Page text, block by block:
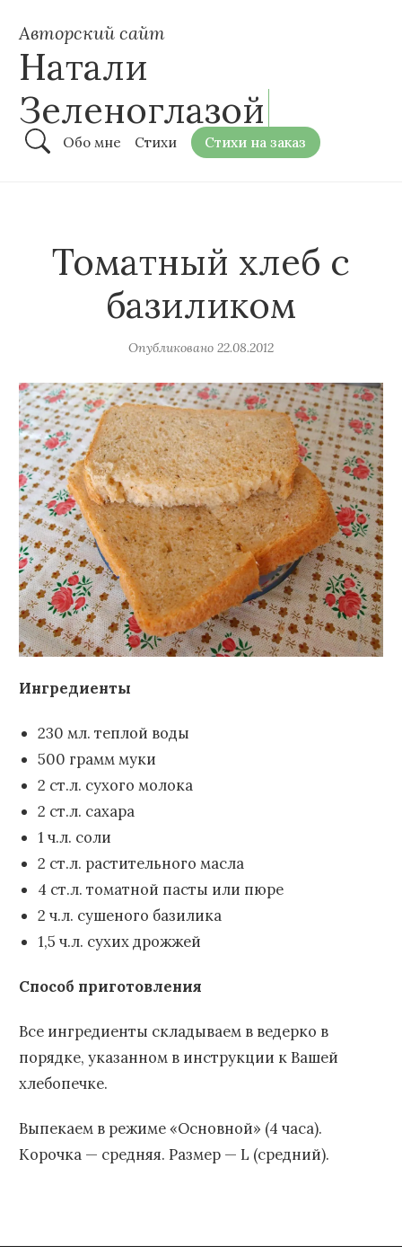
Авторский сайт
Натали
Зеленоглазой
Обо мне Стихи Стихи на заказ
Томатный хлеб с
базиликом
Опубликовано 22.08.2012
Ингредиенты
230 мл. теплой воды
500 грамм муки
2 ст.л. сухого молока
2 ст.л. сахара
1 ч.л. соли
2 ст.л. растительного масла
4 ст.л. томатной пасты или пюре
2 ч.л. сушеного базилика
1,5 ч.л. сухих дрожжей
Способ приготовления
Все ингредиенты складываем в ведерко в
порядке, указанном в инструкции к Вашей
хлебопечке.
Выпекаем в режиме «Основной» (4 часа).
Корочка — средняя. Размер — L (средний).